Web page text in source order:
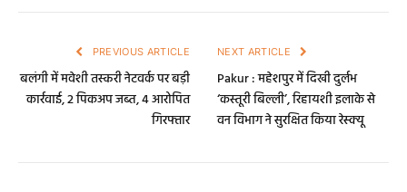
PREVIOUS ARTICLE
बलंगी में मवेशी तस्करी नेटवर्क पर बड़ी
कार्रवाई, 2 पिकअप जब्त, 4 आरोपित
गिरफ्तार
NEXT ARTICLE
Pakur : महेशपुर में दिखी दुर्लभ
‘कस्तूरी बिल्ली’, रिहायशी इलाके से
वन विभाग ने सुरक्षित किया रेस्क्यू